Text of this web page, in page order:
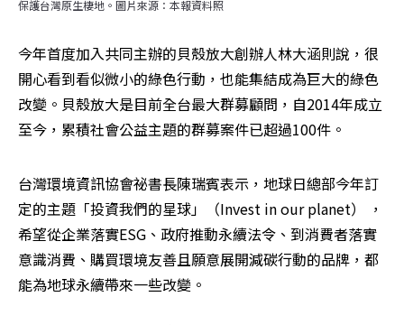
保護台灣原生棲地。圖片來源：本報資料照
今年首度加入共同主辦的貝殼放大創辦人林大涵則說，很
開心看到看似微小的綠色行動，也能集結成為巨大的綠色
改變。貝殼放大是目前全台最大群募顧問，自2014年成立
至今，累積社會公益主題的群募案件已超過100件。
台灣環境資訊協會祕書長陳瑞賓表示，地球日總部今年訂
定的主題「投資我們的星球」（Invest in our planet） ，
希望從企業落實ESG、政府推動永續法令、到消費者落實
意識消費、購買環境友善且願意展開減碳行動的品牌，都
能為地球永續帶來一些改變。